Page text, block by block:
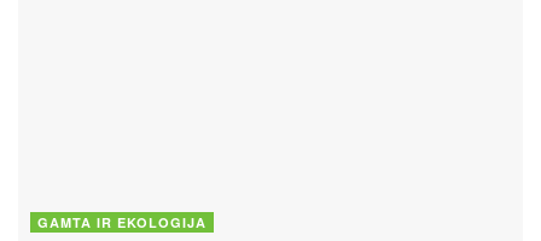
GAMTA IR EKOLOGIJA